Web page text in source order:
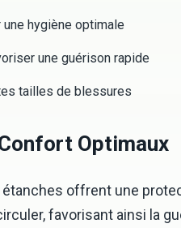
hygiène optimale
une guérison rapide
tailles de blessures
Optimaux
offrent une
favorisant ainsi la